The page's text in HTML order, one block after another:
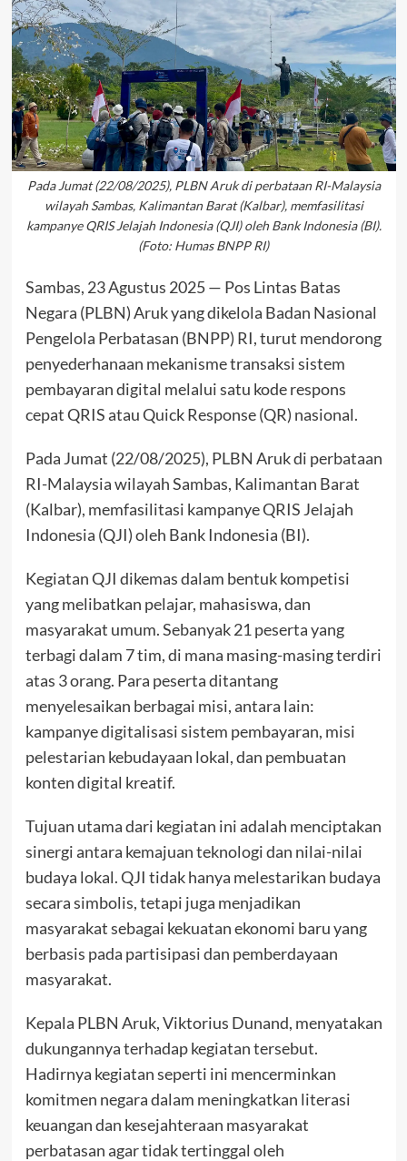
Pada Jumat (22/08/2025), PLBN Aruk di perbataan RI-Malaysia
wilayah Sambas, Kalimantan Barat (Kalbar), memfasilitasi
kampanye QRIS Jelajah Indonesia (QJI) oleh Bank Indonesia (BI).
(Foto: Humas BNPP RI)
Sambas, 23 Agustus 2025 — Pos Lintas Batas
Negara (PLBN) Aruk yang dikelola Badan Nasional
Pengelola Perbatasan (BNPP) RI, turut mendorong
penyederhanaan mekanisme transaksi sistem
pembayaran digital melalui satu kode respons
cepat QRIS atau Quick Response (QR) nasional.
Pada Jumat (22/08/2025), PLBN Aruk di perbataan
RI-Malaysia wilayah Sambas, Kalimantan Barat
(Kalbar), memfasilitasi kampanye QRIS Jelajah
Indonesia (QJI) oleh Bank Indonesia (BI).
Kegiatan QJI dikemas dalam bentuk kompetisi
yang melibatkan pelajar, mahasiswa, dan
masyarakat umum. Sebanyak 21 peserta yang
terbagi dalam 7 tim, di mana masing-masing terdiri
atas 3 orang. Para peserta ditantang
menyelesaikan berbagai misi, antara lain:
kampanye digitalisasi sistem pembayaran, misi
pelestarian kebudayaan lokal, dan pembuatan
konten digital kreatif.
Tujuan utama dari kegiatan ini adalah menciptakan
sinergi antara kemajuan teknologi dan nilai-nilai
budaya lokal. QJI tidak hanya melestarikan budaya
secara simbolis, tetapi juga menjadikan
masyarakat sebagai kekuatan ekonomi baru yang
berbasis pada partisipasi dan pemberdayaan
masyarakat.
Kepala PLBN Aruk, Viktorius Dunand, menyatakan
dukungannya terhadap kegiatan tersebut.
Hadirnya kegiatan seperti ini mencerminkan
komitmen negara dalam meningkatkan literasi
keuangan dan kesejahteraan masyarakat
perbatasan agar tidak tertinggal oleh